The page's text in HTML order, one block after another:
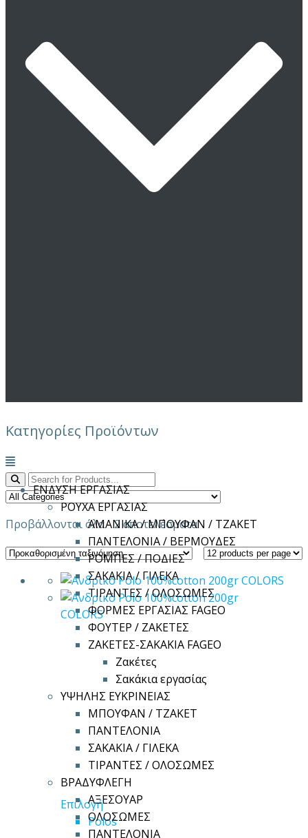
Κατηγορίες Προϊόντων
Μενού
ΕΝΔΥΣΗ ΕΡΓΑΣΙΑΣ
ΡΟΥΧΑ ΕΡΓΑΣΙΑΣ
ΑΜΑΝΙΚΑ / ΜΠΟΥΦΑΝ / ΤΖΑΚΕΤ
ΠΑΝΤΕΛΟΝΙΑ / ΒΕΡΜΟΥΔΕΣ
ΡΟΜΠΕΣ / ΠΟΔΙΕΣ
ΣΑΚΑΚΙΑ / ΓΙΛΕΚΑ
ΤΙΡΑΝΤΕΣ / ΟΛΟΣΩΜΕΣ
ΦΟΡΜΕΣ ΕΡΓΑΣΙΑΣ FAGEO
ΦΟΥΤΕΡ / ΖΑΚΕΤΕΣ
ΖΑΚΕΤΕΣ-ΣΑΚΑΚΙΑ FAGEO
Ζακέτες
Σακάκια εργασίας
ΥΨΗΛΗΣ ΕΥΚΡΙΝΕΙΑΣ
ΜΠΟΥΦΑΝ / ΤΖΑΚΕΤ
ΠΑΝΤΕΛΟΝΙΑ
ΣΑΚΑΚΙΑ / ΓΙΛΕΚΑ
ΤΙΡΑΝΤΕΣ / ΟΛΟΣΩΜΕΣ
ΒΡΑΔΥΦΛΕΓΗ
ΑΞΕΣΟΥΑΡ
ΟΛΟΣΩΜΕΣ
ΠΑΝΤΕΛΟΝΙΑ
Προβάλλονται όλα - 2 αποτελέσματα
ΕπιλογήΑυτό
το
Polos